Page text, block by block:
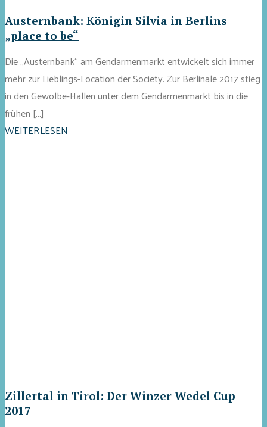
Austernbank: Königin Silvia in Berlins
„place to be“
Die „Austernbank“ am Gendarmenmarkt entwickelt sich immer
mehr zur Lieblings-Location der Society. Zur Berlinale 2017 stieg
in den Gewölbe-Hallen unter dem Gendarmenmarkt bis in die
frühen […]
WEITERLESEN
Zillertal in Tirol: Der Winzer Wedel Cup
2017